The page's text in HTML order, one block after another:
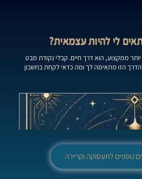
לי להיות עצמאית?
ממקצוע, הוא דרך חיים. קבלי נקודת מבט
הזו מתאימה לך ומה כדאי לקחת בחשבון
נוספים לתעסוקה וקריירה